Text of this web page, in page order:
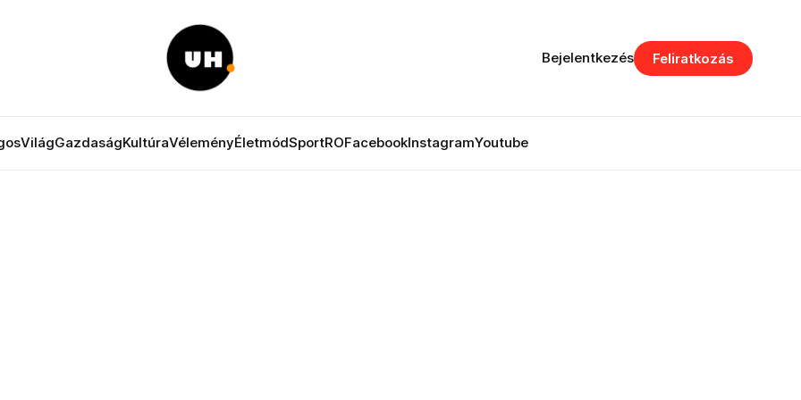
VilágGazdaságKultúraVéleményÉletmódSportROFacebookInstagramYoutube
Bejelentkezés Feliratkozás